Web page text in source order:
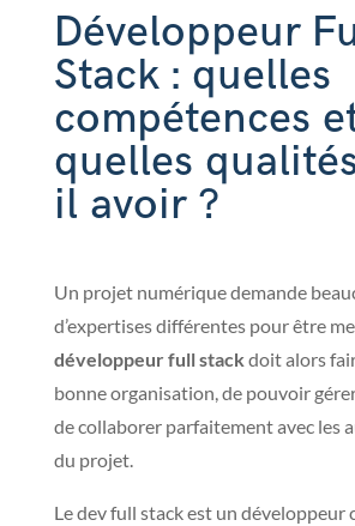
Développeur
Stack : quelles
compétences
quelles
il avoir ?
Un projet numérique demande
d’expertises différentes pour être
développeur full stack doit alors
bonne organisation, de pouvoir
de collaborer parfaitement avec les
du projet.
Le dev full stack est un développeur